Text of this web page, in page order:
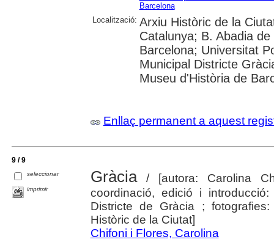
Barcelona
Localització: Arxiu Històric de la
Catalunya; B. Abadia
Barcelona; Universitat
Municipal Districte
Museu d'Història de
Enllaç permanent a aquest
9 / 9
seleccionar
imprimir
Gràcia/ [autora: Carolina
coordinació, edició i
Districte de Gràcia ;
Històric de la Ciutat]
Chifoni i Flores, Carolina